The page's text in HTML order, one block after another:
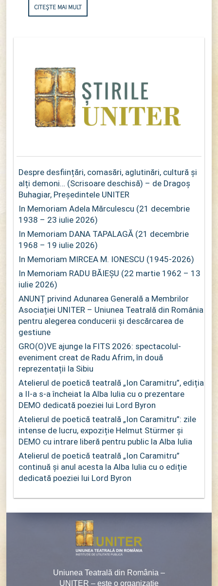
CITEȘTE MAI MULT
Despre desființări, comasări, aglutinări, cultură și
alți demoni… (Scrisoare deschisă) – de Dragoș
Buhagiar, Președintele UNITER
In Memoriam Adela Mărculescu (21 decembrie
1938 – 23 iulie 2026)
In Memoriam DANA TAPALAGĂ (21 decembrie
1968 – 19 iulie 2026)
In Memoriam MIRCEA M. IONESCU (1945-2026)
In Memoriam RADU BĂIEȘU (22 martie 1962 – 13
iulie 2026)
ANUNȚ privind Adunarea Generală a Membrilor
Asociației UNITER – Uniunea Teatrală din România
pentru alegerea conducerii și descărcarea de
gestiune
GRO(O)VE ajunge la FITS 2026: spectacolul-
eveniment creat de Radu Afrim, în două
reprezentații la Sibiu
Atelierul de poetică teatrală „Ion Caramitru”, ediția
a II-a s-a încheiat la Alba Iulia cu o prezentare
DEMO dedicată poeziei lui Lord Byron
Atelierul de poetică teatrală „Ion Caramitru”: zile
intense de lucru, expoziție Helmut Stürmer și
DEMO cu intrare liberă pentru public la Alba Iulia
Atelierul de poetică teatrală „Ion Caramitru”
continuă și anul acesta la Alba Iulia cu o ediție
dedicată poeziei lui Lord Byron
Uniunea Teatrală din România –
UNITER – este o organizaţie